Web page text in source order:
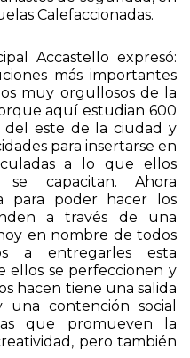
de seguridad, en
Calefaccionadas.
Accastello expresó:
más importantes
muy orgullosos de la
aquí estudian 600
del este de la ciudad y
para insertarse en
a lo que ellos
capacitan. Ahora
para poder hacer los
a través de una
en nombre de todos
a entregarles esta
ellos se perfeccionen y
hacen tiene una salida
contención social
que promueven la
pero también